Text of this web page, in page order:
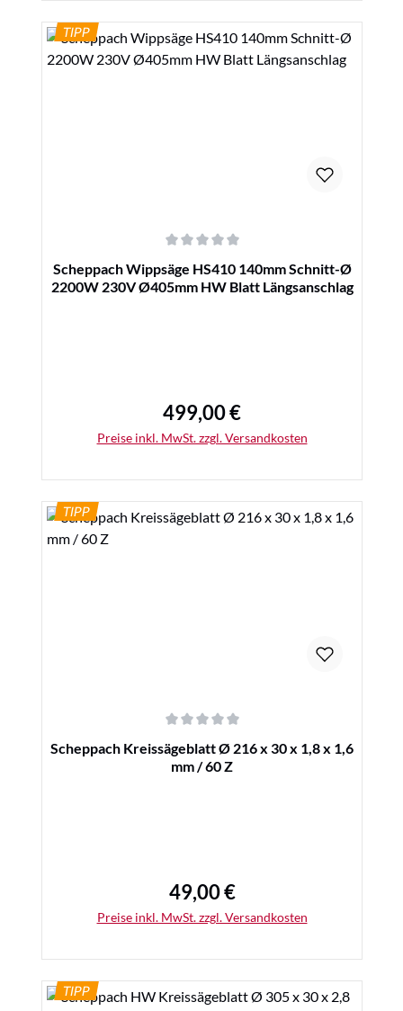
TIPP
Scheppach Wippsäge HS410 140mm Schnitt-Ø
2200W 230V Ø405mm HW Blatt Längsanschlag
Regulärer Preis:
499,00 €
Preise inkl. MwSt. zzgl. Versandkosten
TIPP
Scheppach Kreissägeblatt Ø 216 x 30 x 1,8 x 1,6
mm / 60 Z
Regulärer Preis:
49,00 €
Preise inkl. MwSt. zzgl. Versandkosten
TIPP